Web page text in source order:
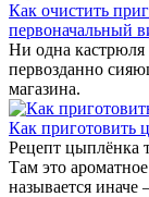
Как очистить
первоначальный
Ни одна кастрюля
первозданно
магазина.
Как приготовить
Рецепт цыплёнка
Там это
называется